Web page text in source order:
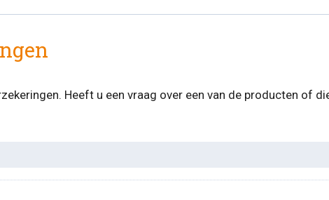
Heeft u een vraag over een van de producten of